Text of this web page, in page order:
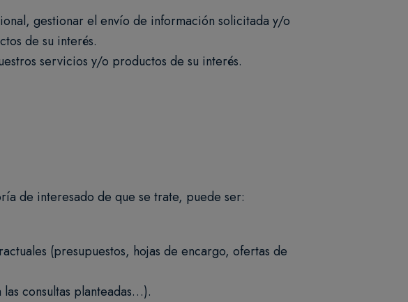
gestionar el envío de información solicitada y/o
de su interés.
servicios y/o productos de su interés.
de interesado de que se trate, puede ser:
(presupuestos, hojas de encargo, ofertas de
consultas planteadas…).